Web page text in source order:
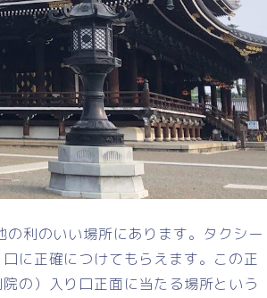
利のいい場所にあります。タクシー
に正確につけてもらえます。この正
の）入り口正面に当たる場所という